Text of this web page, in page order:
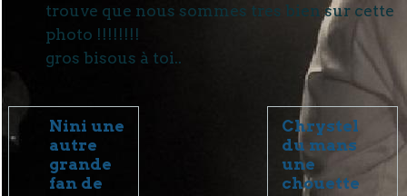
trouve que nous sommes tres bien sur cette
photo !!!!!!!!
gros bisous à toi..
Nini une
autre
grande
fan de
Chrystel
du mans
une
chouette